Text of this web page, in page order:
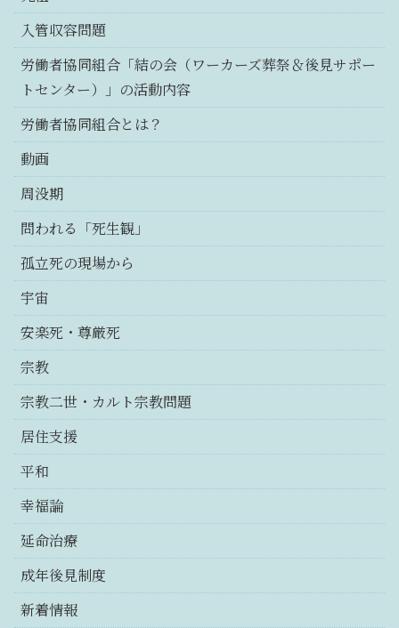
入管収容問題
労働者協同組合「結の会（ワーカーズ葬祭＆後見サポー
トセンター）」の活動内容
労働者協同組合とは？
動画
周没期
問われる「死生観」
孤立死の現場から
宇宙
安楽死・尊厳死
宗教
宗教二世・カルト宗教問題
居住支援
平和
幸福論
延命治療
成年後見制度
新着情報